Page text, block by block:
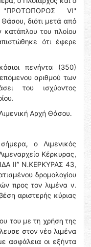
''ΠΡΩΤΟΠΟΡΟΣ VI''
διότι μετά από
του πλοίου
ότι έφερε
πενήντα (350)
αριθμού των
του ισχύοντος
Αρχή Θάσου.
ο Λιμενικός
Κέρκυρας,
ΙΙ” Ν.ΚΕΡΚΥΡΑΣ 43,
δρομολογίου
προς τον λιμένα ν.
αριστερής κύριας
του με τη χρήση της
στον νέο λιμένα
ασφάλεια οι εξήντα